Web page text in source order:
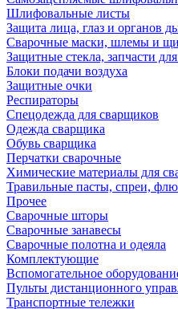
Шлифовальные листы
Защита лица, глаз и органов
Сварочные маски, шлемы и
Защитные стекла, запчасти
Блоки подачи воздуха
Защитные очки
Респираторы
Спецодежда для сварщиков
Одежда сварщика
Обувь сварщика
Перчатки сварочные
Химические материалы для
Травильные пасты, спреи,
Прочее
Сварочные шторы
Сварочные занавесы
Сварочные полотна и одеяла
Комплектующие
Вспомогательное
Пульты дистанционного
Транспортные тележки